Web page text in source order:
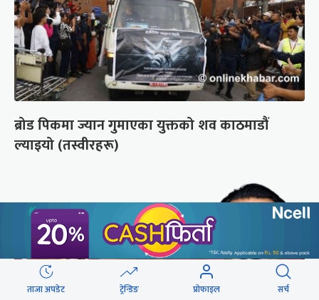
ब्रोड पिकमा ज्यान गुमाएका युक्तको शव काठमाडौं
ल्याइयो (तस्वीरहरू)
ताजा अपडेट ट्रेन्डिङ प्रोफाइल सर्च